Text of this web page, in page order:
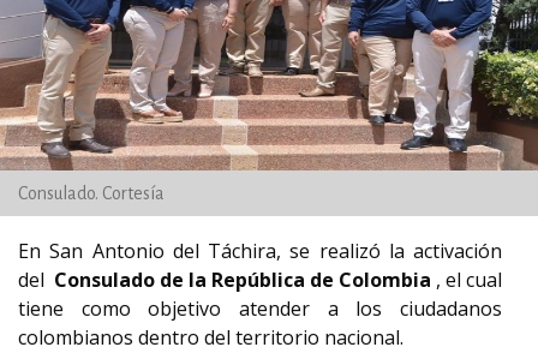
Consulado. Cortesía
En San Antonio del Táchira, se realizó la activación
del Consulado de la República de Colombia , el cual
tiene como objetivo atender a los ciudadanos
colombianos dentro del territorio nacional.